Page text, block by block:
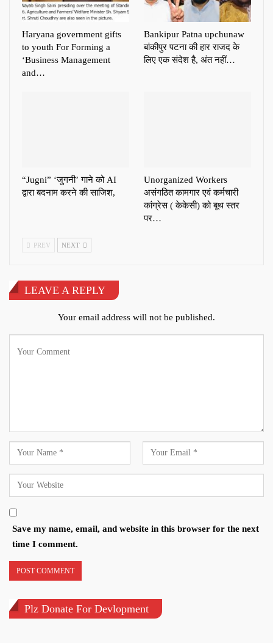
Haryana government gifts
to youth For Forming a
‘Business Management
and…
Bankipur Patna upchunaw
बांकीपुर पटना की हार राजद के
लिए एक संदेश है, अंत नहीं…
“Jugni” ‘जुगनी’ गाने को AI
द्वारा बदनाम करने की साजिश,
Unorganized Workers
असंगठित कामगार एवं कर्मचारी
कांग्रेस ( केकेसी) को बूथ स्तर
पर…
PREV NEXT
LEAVE A REPLY
Your email address will not be published.
Save my name, email, and website in this browser for the next
time I comment.
Plz Donate For Devlopment